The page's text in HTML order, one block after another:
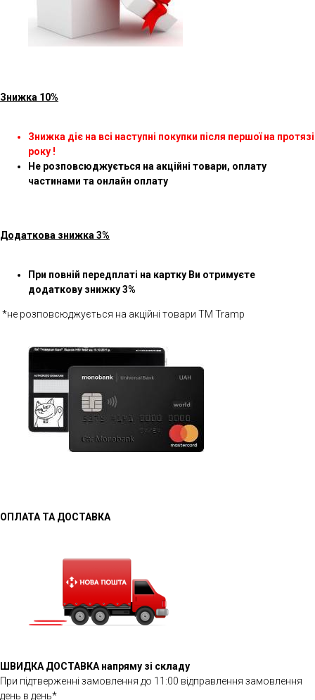
Знижка 10%
Знижка діє на всі наступні покупки після першої на протязі
року !
Не розповсюджується на акційні товари, оплату
частинами та онлайн оплату
Додаткова знижка 3%
При повній передплаті на картку Ви отримуєте
додаткову знижку 3%
*не розповсюджується на акційні товари ТМ Tramp
ОПЛАТА ТА ДОСТАВКА
ШВИДКА ДОСТАВКА напряму зі складу
При підтверженні замовлення до 11:00 відправлення замовлення
день в день*